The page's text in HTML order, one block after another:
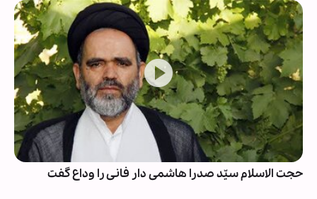
حجت الاسلام سیّد صدرا هاشمی دار فانی را وداع گفت